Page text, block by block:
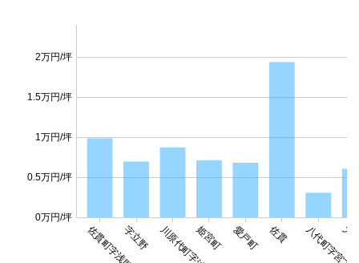
字立野 姫宮町 愛戸町 佐貫 八代町字宮下前
大
0万円/坪
0.5万円/坪
1万円/坪
1.5万円/坪
2万円/坪